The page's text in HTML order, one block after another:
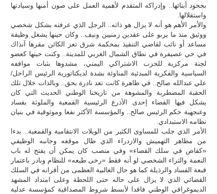
بجحود أبنائها.. وإدراكه المتقدم لأهمية العمل على صون أمنها وسيادتها
واستقلالها.
والأمر الأهم هو أنه لا يزال هو ذاته.. الرجل الذي عرفته بشكل شخصي
ووثيق منذ ما يربو على عقدين زمنيين ونيف.. وكان حينها يشغل وظيفة
مساعد أو نائب لقاضي التنفيذ بمحكمة شرق تعز الكائن مقرها آنذاك
في حي عصيفرة في نطاق الشمال الغربي للمدينة.. وكنت حينها كعضو
لجنة مركزية للحزب الاشتراكي اليمني، مشدوها بثبات مواقفه
السياسية والفكرية المبدئية المناوئة بشدة لديكتاتورية الرئيس الراحل/
علي عبدالله صالح.. في ظاهرة كانت تعد نادرة بحق.. وبالذات خلال تلك
الحقبة المضطربة والمشوهة من تاريخنا الوطني الحديث التي كان
يشكل فيها القضاء إحدى الأذرع الرئيسية القمعية والملوثة بفساد
وعنجهية حكم الرئيس صالح.. والمؤسسة الأكثر نفعا وموثوقية في بنيان
نظامه الاستبدادي.
الأمر الذي جلب للمساوى الكثير من الويلات الانتقامية والقمعية.. بدءا
من مظاهر التهميش والازدراء الذي طال موقعه وجانبه الوظيفي
«كقاض في سلك القضاء» وفي منصب كان يمكن أن يفتح له باب
النعمة والثراء الشخصي لو أنه فقط «رخى طبعه» للنظام وبادر باعتمار
قبعة الفساد والرذيلة كما هو حال الغالبية العظمى من أقرانه في السلك
القضائي الذي لا يزال على حاله حتى اللحظة وعلى امتداد المشهد
الديموغرافي الوطني فاقدا لأبسط شروط المصداقية كمؤسسة عدلية